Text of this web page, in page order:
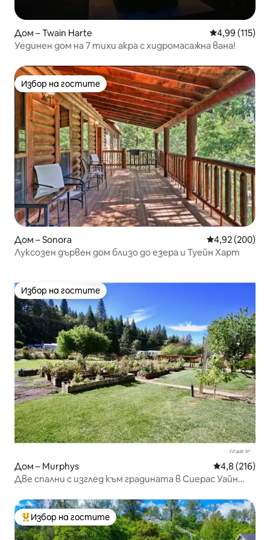
Дом – Twain Harte Средна
4,99 (115)
Уединен дом на 7 тихи акра с хидромасажна вана!
Избор на гостите
Избор на гостите
Дом – Sonora Средна
4,92 (200)
Луксозен дървен дом близо до езера и Туейн Харт
Избор на гостите
Избор на гостите
Дом – Murphys Средна
4,8 (216)
Две спални с изглед към градината в Сиерас Уайн
Най-популярен избор на гостите
Избор на гостите